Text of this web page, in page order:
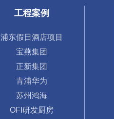
工程案例
浦东假日酒店项目
宝燕集团
正新集团
青浦华为
苏州鸿海
OFI研发厨房